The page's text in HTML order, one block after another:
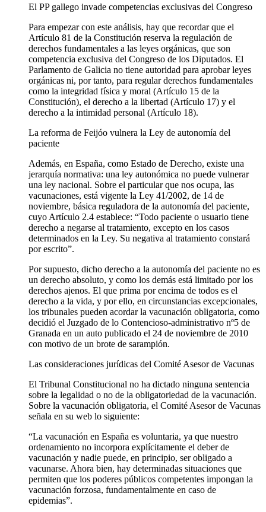
El PP gallego invade competencias exclusivas del Congreso
Para empezar con este análisis, hay que recordar que el
Artículo 81 de la Constitución reserva la regulación de
derechos fundamentales a las leyes orgánicas, que son
competencia exclusiva del Congreso de los Diputados. El
Parlamento de Galicia no tiene autoridad para aprobar leyes
orgánicas ni, por tanto, para regular derechos fundamentales
como la integridad física y moral (Artículo 15 de la
Constitución), el derecho a la libertad (Artículo 17) y el
derecho a la intimidad personal (Artículo 18).
La reforma de Feijóo vulnera la Ley de autonomía del
paciente
Además, en España, como Estado de Derecho, existe una
jerarquía normativa: una ley autonómica no puede vulnerar
una ley nacional. Sobre el particular que nos ocupa, las
vacunaciones, está vigente la Ley 41/2002, de 14 de
noviembre, básica reguladora de la autonomía del paciente,
cuyo Artículo 2.4 establece: “Todo paciente o usuario tiene
derecho a negarse al tratamiento, excepto en los casos
determinados en la Ley. Su negativa al tratamiento constará
por escrito”.
Por supuesto, dicho derecho a la autonomía del paciente no es
un derecho absoluto, y como los demás está limitado por los
derechos ajenos. El que prima por encima de todos es el
derecho a la vida, y por ello, en circunstancias excepcionales,
los tribunales pueden acordar la vacunación obligatoria, como
decidió el Juzgado de lo Contencioso-administrativo nº5 de
Granada en un auto publicado el 24 de noviembre de 2010
con motivo de un brote de sarampión.
Las consideraciones jurídicas del Comité Asesor de Vacunas
El Tribunal Constitucional no ha dictado ninguna sentencia
sobre la legalidad o no de la obligatoriedad de la vacunación.
Sobre la vacunación obligatoria, el Comité Asesor de Vacunas
señala en su web lo siguiente:
“La vacunación en España es voluntaria, ya que nuestro
ordenamiento no incorpora explícitamente el deber de
vacunación y nadie puede, en principio, ser obligado a
vacunarse. Ahora bien, hay determinadas situaciones que
permiten que los poderes públicos competentes impongan la
vacunación forzosa, fundamentalmente en caso de
epidemias”.